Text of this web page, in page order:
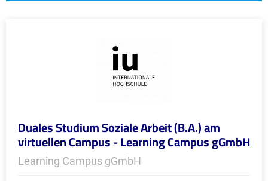
Duales Studium Soziale Arbeit (B.A.) am
virtuellen Campus - Learning Campus gGmbH
Learning Campus gGmbH